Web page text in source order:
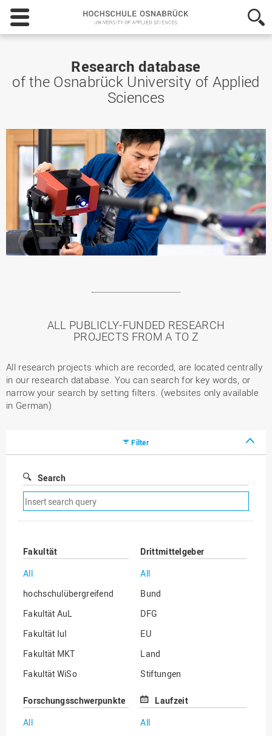
Hochschule
Osnabrück
-
Sciences
Research database
of the Osnabrück University of Applied
Sciences
ALL PUBLICLY-FUNDED RESEARCH
PROJECTS FROM A TO Z
All research projects which are recorded, are located centrally
in our research database. You can search for key words, or
narrow your search by setting filters. (websites only available
in German)
Filter
Search
Remove
search
filter
Fakultät
All
hochschulübergreifend
Fakultät AuL
Fakultät IuI
Fakultät MKT
Fakultät WiSo
Drittmittelgeber
All
Bund
DFG
EU
Land
Stiftungen
Sonstige
Forschungsschwerpunkte
All
Laufzeit
All